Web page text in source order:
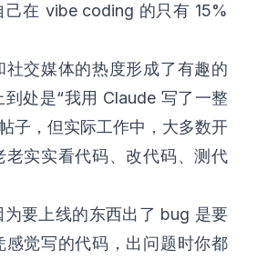
己在 vibe coding 的只有 15%
社交媒体的热度形成了有趣的
到处是“我用 Claude 写了一整
子，但实际工作中，大多数开
老实实看代码、改代码、测代
为要上线的东西出了 bug 是要
感觉写的代码，出问题时你都